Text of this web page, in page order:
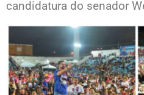
candidatura do senador